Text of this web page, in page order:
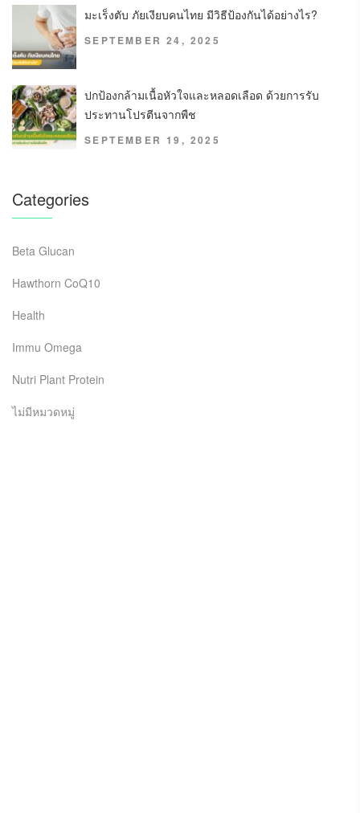
มะเร็งตับ ภัยเงียบคนไทย มีวิธีป้องกันได้อย่างไร?
SEPTEMBER 24, 2025
ปกป้องกล้ามเนื้อหัวใจและหลอดเลือด ด้วยการรับ
ประทานโปรตีนจากพืช
SEPTEMBER 19, 2025
Categories
Beta Glucan
Hawthorn CoQ10
Health
Immu Omega
Nutri Plant Protein
ไม่มีหมวดหมู่